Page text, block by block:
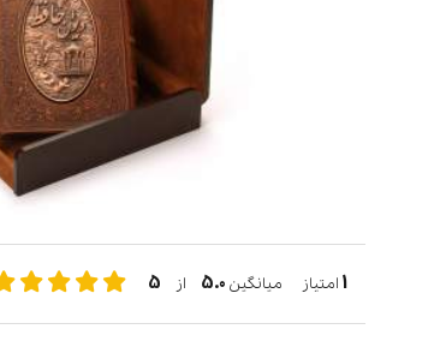
1 امتیاز میانگین 5.0 از 5